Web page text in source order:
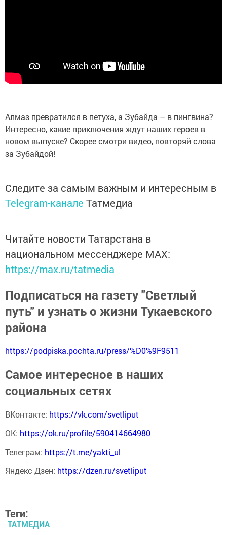
Алмаз превратился в петуха, а Зубайда – в пингвина?
Интересно, какие приключения ждут наших героев в
новом выпуске? Скорее смотри видео, повторяй слова
за Зубайдой!
Следите за самым важным и интересным в
Telegram-канале Татмедиа
Читайте новости Татарстана в
национальном мессенджере MАХ:
https://max.ru/tatmedia
Подписаться на газету "Светлый
путь" и узнать о жизни Тукаевского
района
https://podpiska.pochta.ru/press/%D0%9F9511
Самое интересное в наших
социальных сетях
ВКонтакте: https://vk.com/svetliput
ОК: https://ok.ru/profile/590414664980
Телеграм: https://t.me/yakti_ul
Яндекс Дзен: https://dzen.ru/svetliput
Теги:
ТАТМЕДИА